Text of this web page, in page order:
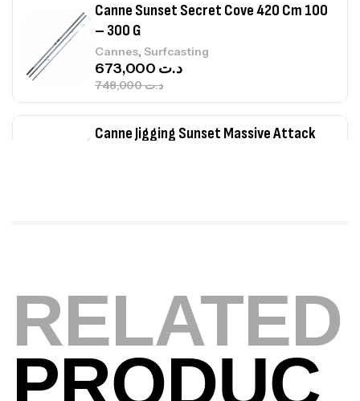
Canne Sunset Secret Cove 420 Cm 100
– 300 G
Cannes, Surfcasting
د.ت748,000
د.ت
Canne Jigging Sunset Massive Attack
Bagagerie Surfcasting
د.ت
د.ت
Volant 3 Branches Inox T26S/35
RELATED
PRODUC